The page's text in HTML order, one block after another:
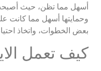
أسهل مما تظن، حيث
وحمايتها أسهل مما كانت
بعض الخطوات، واتخاذ
كيف تعمل